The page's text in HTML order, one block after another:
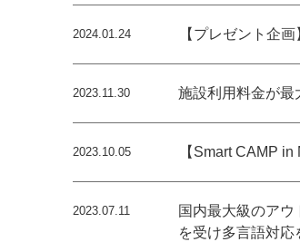
2024.01.24 【プレゼント企
2023.11.30 施設利用料金が最
2023.10.05 【Smart CAMP
2023.07.11
国内最大級のア
を受け多言語対応